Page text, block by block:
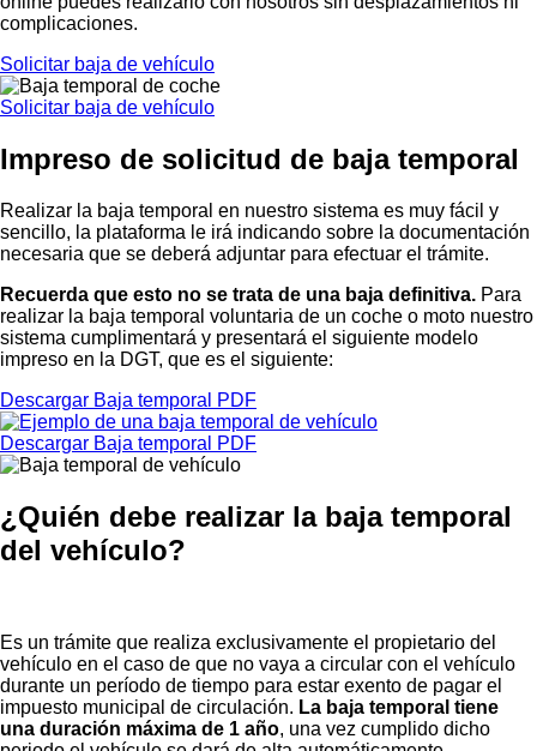
complicaciones.
Solicitar baja de vehículo
Solicitar baja de vehículo
Impreso de solicitud de baja temporal
Realizar la baja temporal en nuestro sistema es muy fácil y
sencillo, la plataforma le irá indicando sobre la documentación
necesaria que se deberá adjuntar para efectuar el trámite.
Recuerda que esto no se trata de una baja definitiva. Para
realizar la baja temporal voluntaria de un coche o moto nuestro
sistema cumplimentará y presentará el siguiente modelo
impreso en la DGT, que es el siguiente:
Descargar Baja temporal PDF
Descargar Baja temporal PDF
¿Quién debe realizar la baja temporal
del vehículo?
Es un trámite que realiza exclusivamente el propietario del
vehículo en el caso de que no vaya a circular con el vehículo
durante un período de tiempo para estar exento de pagar el
impuesto municipal de circulación. La baja temporal tiene
una duración máxima de 1 año, una vez cumplido dicho